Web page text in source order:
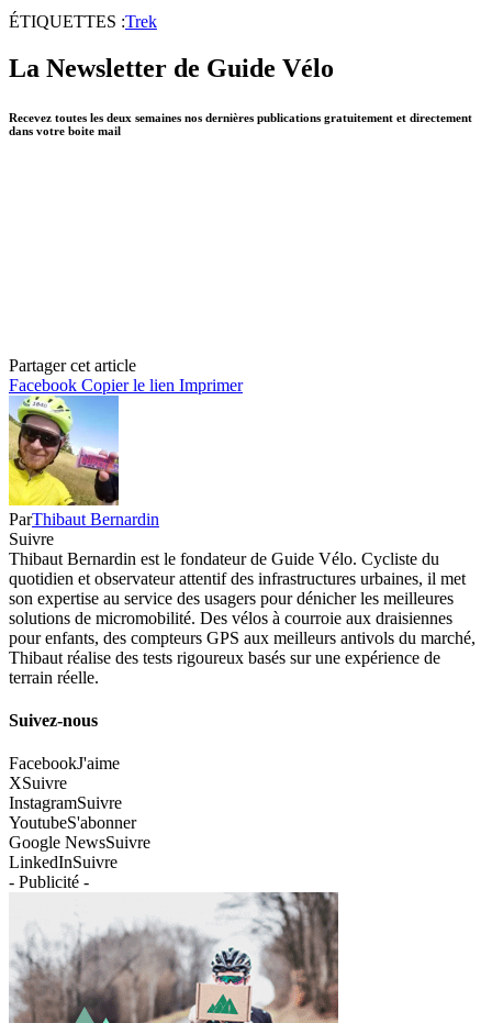
ÉTIQUETTES :Trek
La Newsletter de Guide Vélo
Recevez toutes les deux semaines nos dernières publications gratuitement et directement
dans votre boite mail
Partager cet article
Facebook Copier le lien Imprimer
ParThibaut Bernardin
Suivre
Thibaut Bernardin est le fondateur de Guide Vélo. Cycliste du
quotidien et observateur attentif des infrastructures urbaines, il met
son expertise au service des usagers pour dénicher les meilleures
solutions de micromobilité. Des vélos à courroie aux draisiennes
pour enfants, des compteurs GPS aux meilleurs antivols du marché,
Thibaut réalise des tests rigoureux basés sur une expérience de
terrain réelle.
Suivez-nous
FacebookJ'aime
XSuivre
InstagramSuivre
YoutubeS'abonner
Google NewsSuivre
LinkedInSuivre
- Publicité -